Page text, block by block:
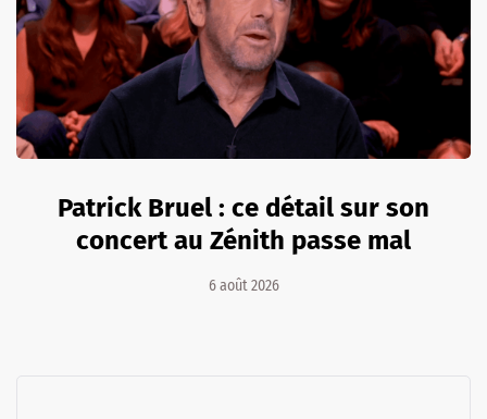
Patrick Bruel : ce détail sur son
concert au Zénith passe mal
6 août 2026